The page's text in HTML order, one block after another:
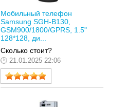
Мобильный телефон
Samsung SGH-B130,
GSM900/1800/GPRS, 1.5"
128*128, ди...
Сколько стоит?
21.01.2025 22:06